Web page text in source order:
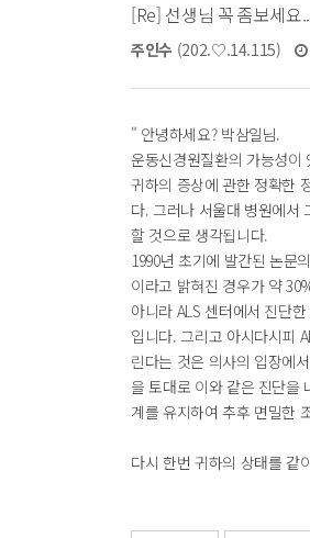
[Re] 선생님 꼭 좀보세요
주인수 (202.♡.14.115)
" 안녕하세요? 박삼일님.
운동신경원질환의 가능성이
귀하의 증상에 관한 정확한
다. 그러나 서울대 병원에서
할 것으로 생각됩니다.
1990년 초기에 발간된 논문
이라고 밝혀진 경우가 약
아니라 ALS 센터에서 진단
입니다. 그리고 아시다시피
린다는 것은 의사의 입장에
을 토대로 이와 같은 진단을
계를 유지하여 추후 면밀한
다시 한번 귀하의 상태를 같